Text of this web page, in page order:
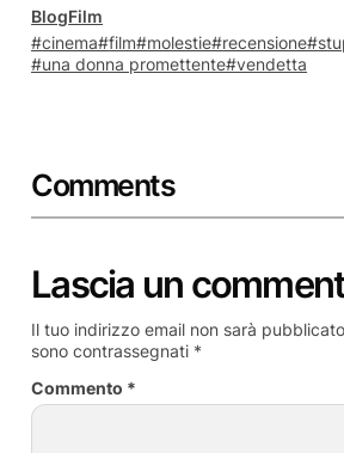
BlogFilm
cinema film molestie recensione
una donna promettente vendetta
Comments
Lascia un
Il tuo indirizzo email non sarà
sono contrassegnati *
Commento *